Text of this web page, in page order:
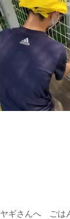
ヤギさんへ ごは